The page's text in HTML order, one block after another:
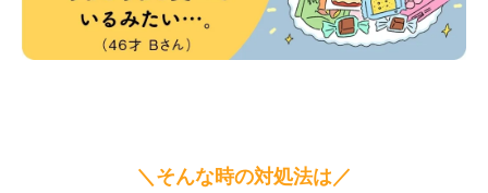
＼そんな時の対処法は／